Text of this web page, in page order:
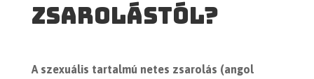
zsarolástól?
A szexuális tartalmú netes zsarolás (angol